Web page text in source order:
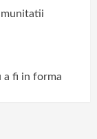
a fi in forma